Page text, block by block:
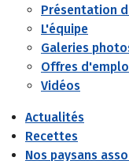
Présentation
L'équipe
Galeries
Offres
Vidéos
Actualités
Recettes
Nos paysans